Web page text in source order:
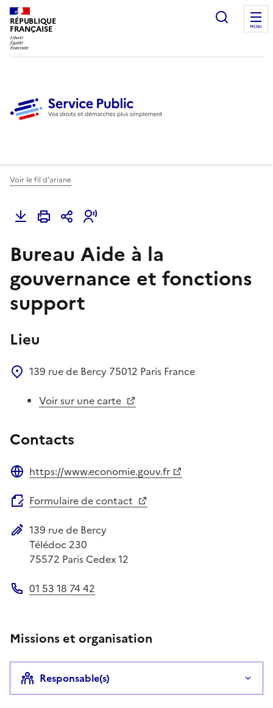
RÉPUBLIQUE
FRANÇAISE
Ouvrir
MENU
Voir le fil d'ariane
Bureau Aide à la
gouvernance et fonctions
support
Lieu
139 rue de Bercy 75012 Paris France
Voir sur une carte
Contacts
https://www.economie.gouv.fr
Formulaire de contact
Adresse postale
139 rue de Bercy
Télédoc 230
75572 Paris Cedex 12
01 53 18 74 42
Missions et organisation
Responsable(s)